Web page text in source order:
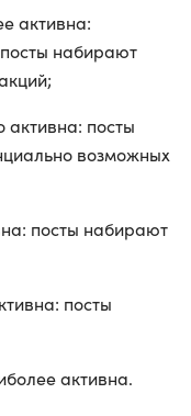
активна:
набирают
активна: посты
возможных
посты набирают
посты
активна.